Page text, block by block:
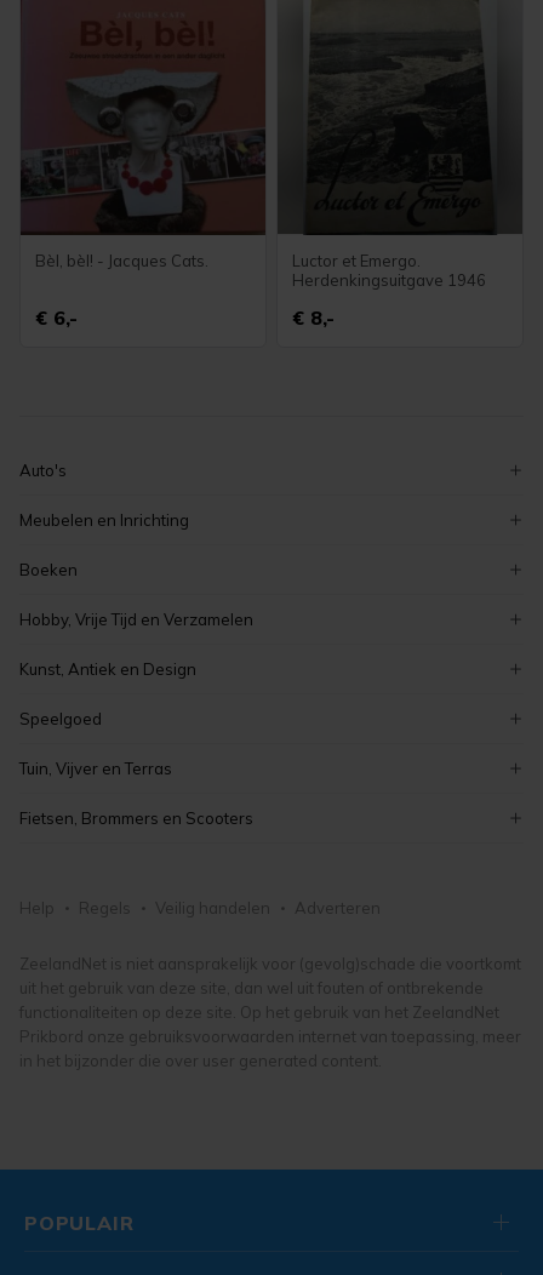
Bèl, bèl! - Jacques Cats.
€ 6,-
Luctor et Emergo.
Herdenkingsuitgave 1946
€ 8,-
Auto's
volkswagen
peugeot
renault
Meubelen en Inrichting
decoratie
stoelen
tafels
Boeken
zeeuwse boeken
overige boeken
kinderboeken
Hobby, Vrije Tijd en Verzamelen
verzamelen
koken en bakken
modelbouw
Kunst, Antiek en Design
curiosa en brocante
antiek
vintage
Speelgoed
puzzels
knuffels en poppen
Tuin, Vijver en Terras
tuinmeubelen
bloemen en planten
Fietsen, Brommers en Scooters
fietsen, brommers en scooters
herenfietsen
Help Regels Veilig handelen Adverteren
ZeelandNet is niet aansprakelijk voor (gevolg)schade die voortkomt
uit het gebruik van deze site, dan wel uit fouten of ontbrekende
functionaliteiten op deze site. Op het gebruik van het ZeelandNet
Prikbord onze gebruiksvoorwaarden internet van toepassing, meer
in het bijzonder die over user generated content.
POPULAIR